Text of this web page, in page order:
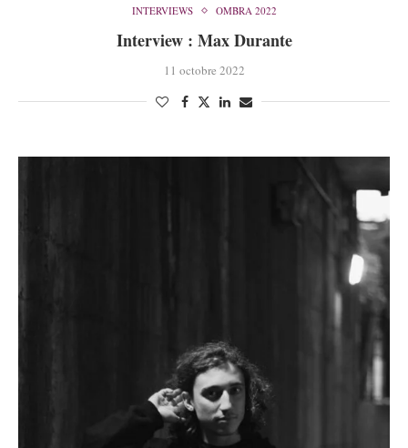
INTERVIEWS OMBRA 2022
Interview : Max Durante
11 octobre 2022